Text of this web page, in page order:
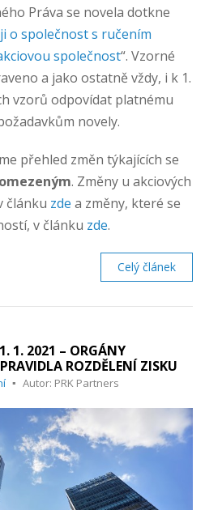
Práva se novela dotkne
o společnost s ručením
společnost“. Vzorné
a jako ostatně vždy, i k 1.
vzorů odpovídat platnému
novely.
přehled změn týkajících se
. Změny u akciových
článku zde a změny, které se
v článku zde.
Celý článek
1. 2021 – ORGÁNY
ROZDĚLENÍ ZISKU
Autor: PRK Partners